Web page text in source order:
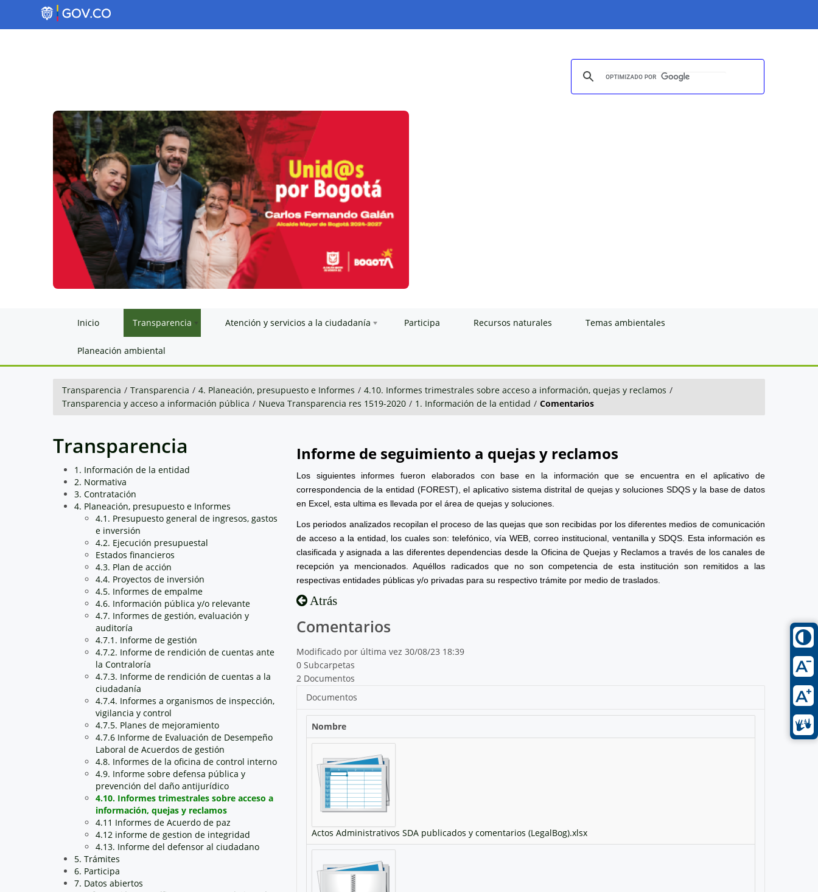
Inicio Transparencia Atención y servicios a la ciudadanía Participa Recursos naturales Temas ambientales
Planeación ambiental
Transparencia / Transparencia / 4. Planeación, presupuesto e Informes / 4.10. Informes trimestrales sobre acceso a información, quejas y reclamos /
Transparencia y acceso a información pública / Nueva Transparencia res 1519-2020 / 1. Información de la entidad / Comentarios
Transparencia
1. Información de la entidad
2. Normativa
3. Contratación
4. Planeación, presupuesto e Informes
4.1. Presupuesto general de ingresos, gastos
e inversión
4.2. Ejecución presupuestal
Estados financieros
4.3. Plan de acción
4.4. Proyectos de inversión
4.5. Informes de empalme
4.6. Información pública y/o relevante
4.7. Informes de gestión, evaluación y
auditoría
4.7.1. Informe de gestión
4.7.2. Informe de rendición de cuentas ante
la Contraloría
4.7.3. Informe de rendición de cuentas a la
ciudadanía
4.7.4. Informes a organismos de inspección,
vigilancia y control
4.7.5. Planes de mejoramiento
4.7.6 Informe de Evaluación de Desempeño
Laboral de Acuerdos de gestión
4.8. Informes de la oficina de control interno
4.9. Informe sobre defensa pública y
prevención del daño antijurídico
4.10. Informes trimestrales sobre acceso a
información, quejas y reclamos
4.11 Informes de Acuerdo de paz
4.12 informe de gestion de integridad
4.13. Informe del defensor al ciudadano
5. Trámites
6. Participa
7. Datos abiertos
Informe de seguimiento a quejas y reclamos
Los siguientes informes fueron elaborados con base en la información que se encuentra en el aplicativo de
correspondencia de la entidad (FOREST), el aplicativo sistema distrital de quejas y soluciones SDQS y la base de datos
en Excel, esta ultima es llevada por el área de quejas y soluciones.
Los periodos analizados recopilan el proceso de las quejas que son recibidas por los diferentes medios de comunicación
de acceso a la entidad, los cuales son: telefónico, vía WEB, correo institucional, ventanilla y SDQS. Esta información es
clasificada y asignada a las diferentes dependencias desde la Oficina de Quejas y Reclamos a través de los canales de
recepción ya mencionados. Aquéllos radicados que no son competencia de esta institución son remitidos a las
respectivas entidades públicas y/o privadas para su respectivo trámite por medio de traslados.
Atrás
Comentarios
Modificado por última vez 30/08/23 18:39
0 Subcarpetas
2 Documentos
Documentos
Nombre
Actos Administrativos SDA publicados y comentarios (LegalBog).xlsx